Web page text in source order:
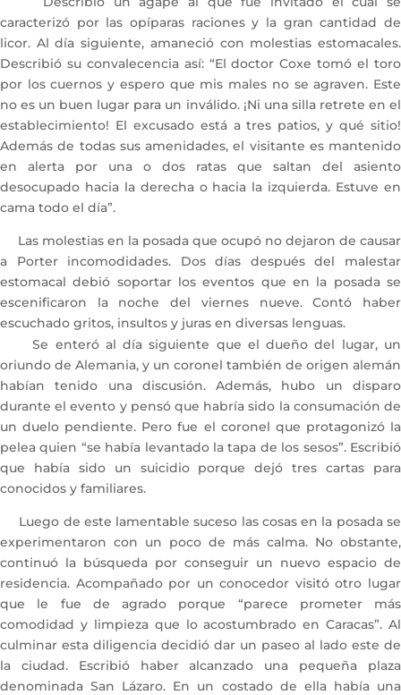
caracterizó por las opíparas raciones y la gran cantidad de
licor. Al día siguiente, amaneció con molestias estomacales.
Describió su convalecencia así: “El doctor Coxe tomó el toro
por los cuernos y espero que mis males no se agraven. Este
no es un buen lugar para un inválido. ¡Ni una silla retrete en el
establecimiento! El excusado está a tres patios, y qué sitio!
Además de todas sus amenidades, el visitante es mantenido
en alerta por una o dos ratas que saltan del asiento
desocupado hacia la derecha o hacia la izquierda. Estuve en
cama todo el día”.
Las molestias en la posada que ocupó no dejaron de causar
a Porter incomodidades. Dos días después del malestar
estomacal debió soportar los eventos que en la posada se
escenificaron la noche del viernes nueve. Contó haber
escuchado gritos, insultos y juras en diversas lenguas.
Se enteró al día siguiente que el dueño del lugar, un
oriundo de Alemania, y un coronel también de origen alemán
habían tenido una discusión. Además, hubo un disparo
durante el evento y pensó que habría sido la consumación de
un duelo pendiente. Pero fue el coronel que protagonizó la
pelea quien “se había levantado la tapa de los sesos”. Escribió
que había sido un suicidio porque dejó tres cartas para
conocidos y familiares.
Luego de este lamentable suceso las cosas en la posada se
experimentaron con un poco de más calma. No obstante,
continuó la búsqueda por conseguir un nuevo espacio de
residencia. Acompañado por un conocedor visitó otro lugar
que le fue de agrado porque “parece prometer más
comodidad y limpieza que lo acostumbrado en Caracas”. Al
culminar esta diligencia decidió dar un paseo al lado este de
la ciudad. Escribió haber alcanzado una pequeña plaza
denominada San Lázaro. En un costado de ella había una